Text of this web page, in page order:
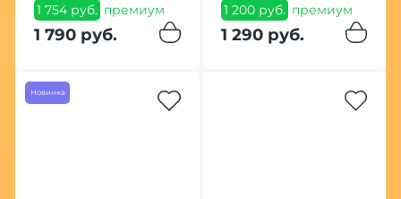
1 754 руб. премиум
1 790 руб.
1 200 руб. премиум
1 290 руб.
Новинка